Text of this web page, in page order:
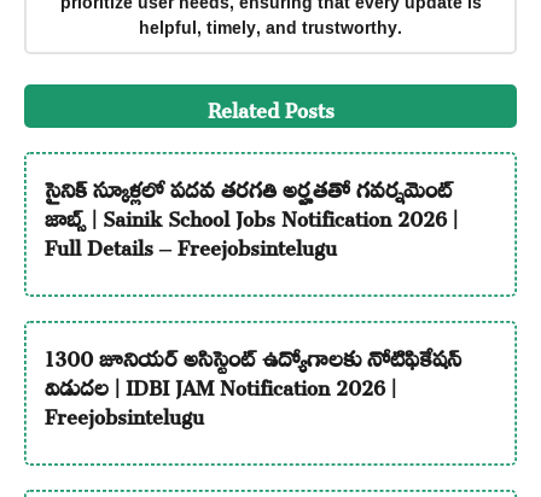
helpful, timely, and trustworthy.
Related Posts
సైనిక్ స్కూళ్లలో పదవ తరగతి అర్హతతో గవర్నమెంట్
జాబ్స్ | Sainik School Jobs Notification 2026 |
Full Details – Freejobsintelugu
1300 జూనియర్ అసిస్టెంట్ ఉద్యోగాలకు నోటిఫికేషన్
విడుదల | IDBI JAM Notification 2026 |
Freejobsintelugu